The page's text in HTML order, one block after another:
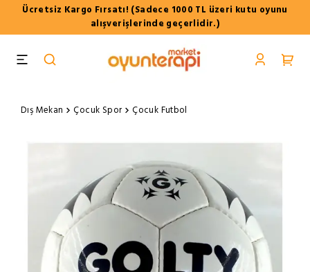
Ücretsiz Kargo Fırsatı! (Sadece 1000 TL üzeri kutu oyunu
alışverişlerinde geçerlidir.)
Dış Mekan Çocuk Spor Çocuk Futbol